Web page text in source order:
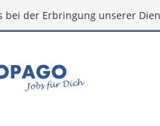
bei der Erbringung unserer